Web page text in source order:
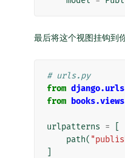
最后将这个视图挂钩到
# urls.py
from django.urls
from books.views
urlpatterns =
path(